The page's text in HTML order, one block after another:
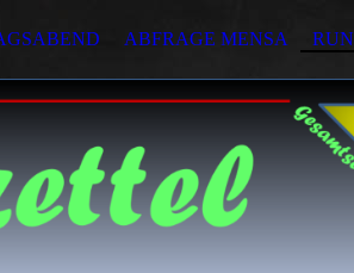
ABFRAGE MENSA